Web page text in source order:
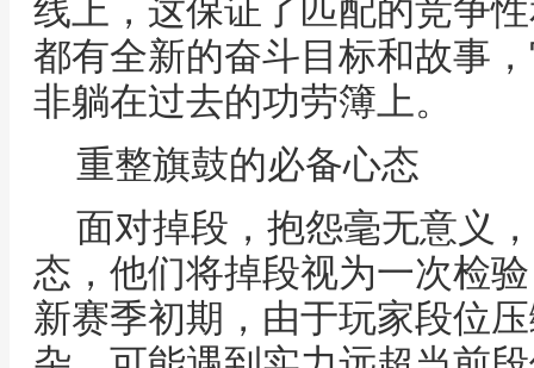
线上，这保证了匹配的竞争
都有全新的奋斗目标和故事
非躺在过去的功劳簿上。
重整旗鼓的必备心态
面对掉段，抱怨毫无意义
态，他们将掉段视为一次检
新赛季初期，由于玩家段位